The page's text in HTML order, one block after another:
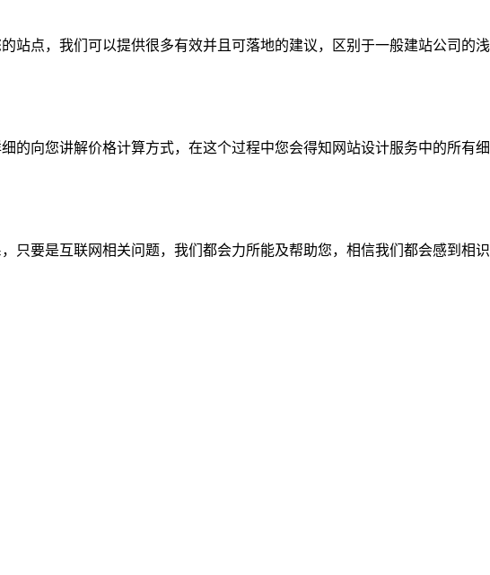
站点，我们可以提供很多有效并且可落地的建议，区别于一般建站公司的
的向您讲解价格计算方式，在这个过程中您会得知网站设计服务中的所有
只要是互联网相关问题，我们都会力所能及帮助您，相信我们都会感到相